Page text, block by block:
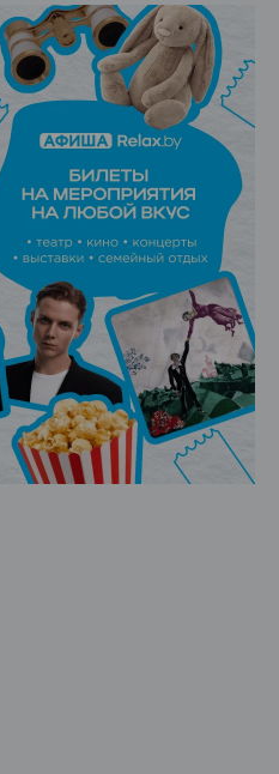
ЭФФЕКТИВНАЯ РЕКЛАМА НА САЙТЕ